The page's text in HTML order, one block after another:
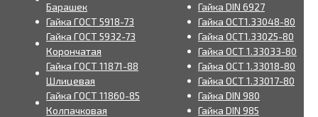
Барашек
Гайка ГОСТ 5918-73
Гайка ГОСТ 5932-73
Корончатая
Гайка ГОСТ 11871-88
Шлицевая
Гайка ГОСТ 11860-85
Колпачковая
Гайка DIN 6927
Гайка ОСТ1.33048-80
Гайка ОСТ1.33025-80
Гайка ОСТ 1.33033-80
Гайка ОСТ 1.33018-80
Гайка ОСТ 1.33017-80
Гайка DIN 980
Гайка DIN 985